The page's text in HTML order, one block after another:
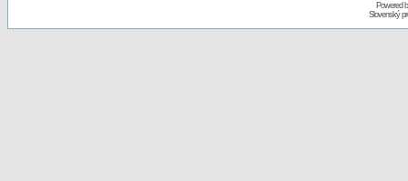
Powered
Slovenský